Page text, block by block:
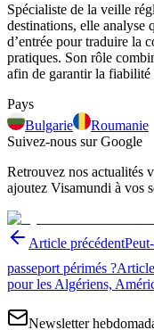
Spécialiste de la veille
destinations, elle analyse
d’entrée pour traduire la
pratiques. Son rôle
afin de garantir la fiabilité
Pays
Bulgarie
Roumanie
Suivez-nous sur Google
Retrouvez nos actualités
ajoutez Visamundi à vos
Article précédent
passeport périmés ?
pour les Algériens,
Newsletter